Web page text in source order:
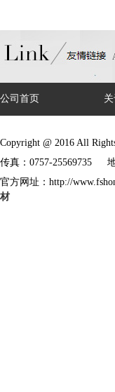
公司首页
Copyright @ 2016 All
传真：0757-25569735
官方网址：http://
材